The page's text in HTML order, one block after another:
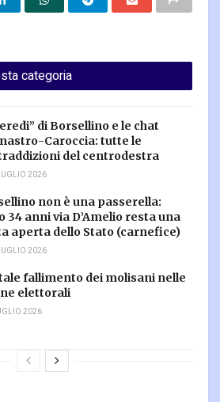
categoria
di Borsellino e le chat
Caroccia: tutte le
del centrodestra
2026
non è una passerella:
34 anni via D’Amelio resta una
aperta dello Stato (carnefice)
2026
fallimento dei molisani nelle
elettorali
2026